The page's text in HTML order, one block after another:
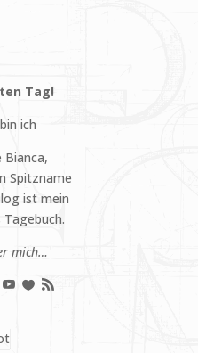
Tag!
Bianca,
Spitzname
ist mein
mich…